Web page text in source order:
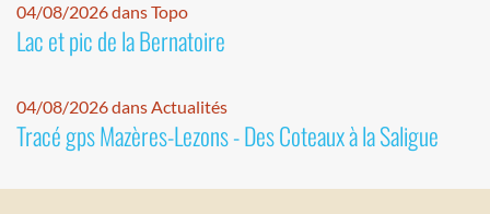
04/08/2026 dans Topo
Lac et pic de la Bernatoire
04/08/2026 dans Actualités
Tracé gps Mazères-Lezons - Des Coteaux à la Saligue